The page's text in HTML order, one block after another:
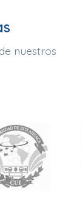
nuestros